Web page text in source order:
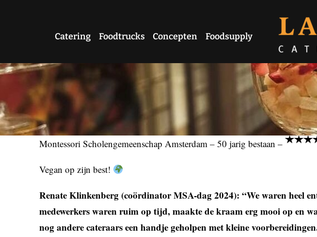
Catering Foodtrucks Concepten Foodsupply
Montessori Scholengemeenschap Amsterdam – 50 jarig bestaan –
Vegan op zijn best!
Renate Klinkenberg (coördinator MSA-dag 2024): “We waren heel
medewerkers waren ruim op tijd, maakte de kraam erg mooi op en
nog andere cateraars een handje geholpen met kleine